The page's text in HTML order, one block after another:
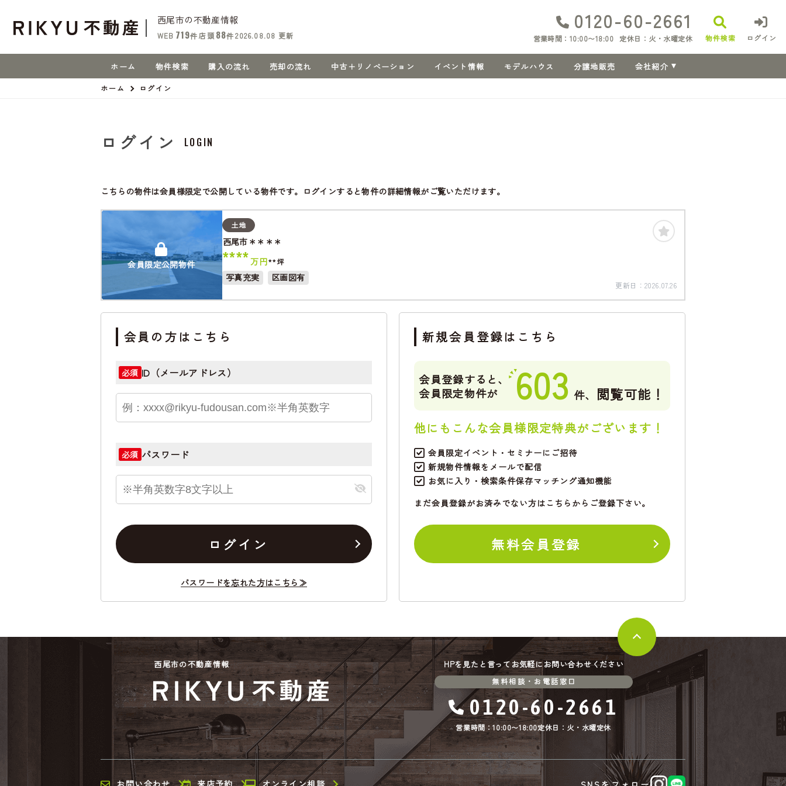
西尾市の不動産情報
WEB 719件 店頭 88件 2026.08.08 更新
0120-60-2661
営業時間：10:00〜18:00 定休日：火・水曜定休 物件検索 ログイン
ホーム 物件検索 購入の流れ 売却の流れ 中古＋リノベーション イベント情報 モデルハウス 分譲地販売 会社紹介
ホーム ログイン
ログイン LOGIN
こちらの物件は会員様限定で公開している物件です。ログインすると物件の詳細情報がご覧いただけます。
会員限定公開物件
土地
西尾市＊＊＊＊
****万円**坪
写真充実 区画図有
更新日： 2026.07.26
会員の方はこちら
必須 ID（メールアドレス）
必須 パスワード
ログイン
パスワードを忘れた方はこちら≫
新規会員登録はこちら
会員登録すると、
会員限定物件が
603 件、 閲覧可能！
他にもこんな会員様限定特典がございます！
会員限定イベント・セミナーにご招待
新規物件情報をメールで配信
お気に入り・検索条件保存マッチング通知機能
まだ会員登録がお済みでない方はこちらからご登録下さい。
無料会員登録
西尾市の不動産情報 HPを見たと言ってお気軽にお問い合わせください
無料相談・お電話窓口
0120-60-2661
営業時間：10:00〜18:00定休日：火・水曜定休
お問い合わせ 来店予約 オンライン相談